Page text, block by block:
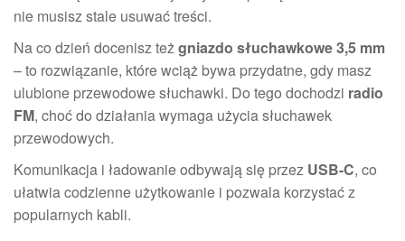
nie musisz stale usuwać treści.
Na co dzień docenisz teżgniazdo słuchawkowe 3,5 mm
– to rozwiązanie, które wciąż bywa przydatne, gdy masz
ulubione przewodowe słuchawki. Do tego dochodzi radio
FM, choć do działania wymaga użycia słuchawek
przewodowych.
Komunikacja i ładowanie odbywają się przez USB-C, co
ułatwia codzienne użytkowanie i pozwala korzystać z
popularnych kabli.